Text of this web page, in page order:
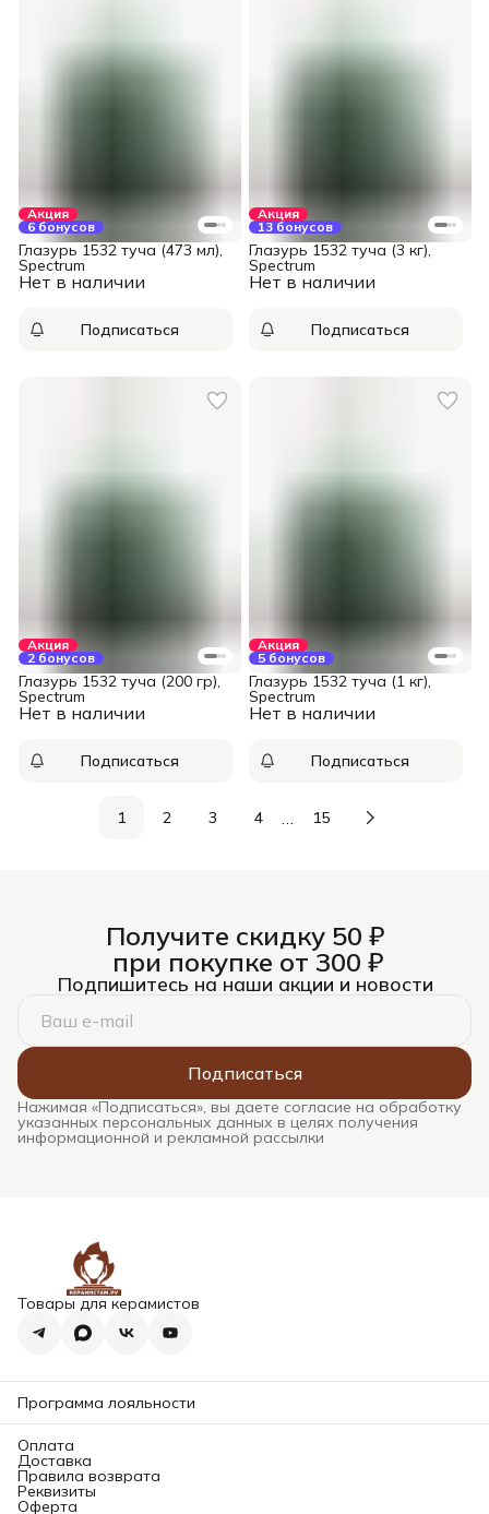
Акция
6 бонусов
Нет в наличии
Глазурь 1532 туча (473 мл),
Spectrum
Подписаться
Акция
13 бонусов
Нет в наличии
Глазурь 1532 туча (3 кг),
Spectrum
Подписаться
Акция
2 бонусов
Нет в наличии
Глазурь 1532 туча (200 гр),
Spectrum
Подписаться
Акция
5 бонусов
Нет в наличии
Глазурь 1532 туча (1 кг),
Spectrum
Подписаться
1 2 3 4 … 15
Получите скидку 50 ₽
при покупке от 300 ₽
Подпишитесь на наши акции и новости
Подписаться
Нажимая «Подписаться», вы даете согласие на обработку
указанных персональных данных в целях получения
информационной и рекламной рассылки
Товары для керамистов
Программа лояльности
Оплата
Доставка
Правила возврата
Реквизиты
Оферта